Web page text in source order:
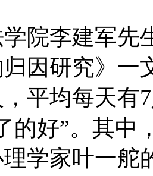
院李建军先
因研究》一
，平均每天有
的好”。其中
学家叶一舵